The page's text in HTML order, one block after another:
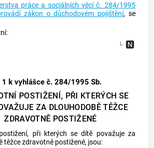
práce a sociálních věcí č. 284/1995
zákon o důchodovém pojištění, se
1 k vyhlášce č. 284/1995 Sb.
POSTIŽENÍ, PŘI KTERÝCH SE
ZA DLOUHODOBĚ TĚŽCE
ZDRAVOTNĚ POSTIŽENÉ
při kterých se dítě považuje za
těžce zdravotně postižené, jsou: